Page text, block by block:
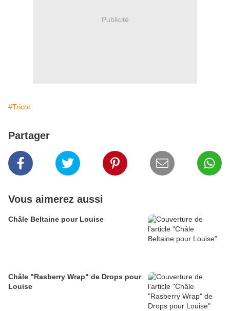
Publicité
#Tricot
Partager
Vous aimerez aussi
Châle Beltaine pour Louise
Châle "Rasberry Wrap" de Drops pour
Louise